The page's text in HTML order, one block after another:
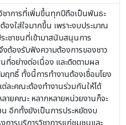
าการที่เพิ่มขึ้นทุกปีถือเป็นพันธะ
งใส่ใจมากขึ้น เพราะงบประมาณ
ชาชนที่เข้ามาสนับสนุนการ
งต้องรับฟังความต้องการของชาว
อย่างต่อเนื่อง และติดตามผล
ทธิ์ ทั้งนี้การทำงานต้องเชื่อมโยง
ละคณะต้องทำงานร่วมกันให้ได้
ายคณะ หลากหลายหน่วยงานก็จะ
อีกทั้งยังเป็นการประหยัดงบ